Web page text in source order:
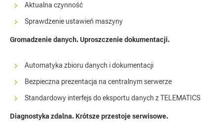
Aktualna czynność
Sprawdzenie ustawień maszyny
Gromadzenie danych. Uproszczenie dokumentacji.
Automatyka zbioru danych i dokumentacji
Bezpieczna prezentacja na centralnym serwerze
Standardowy interfejs do eksportu danych z TELEMATICS
Diagnostyka zdalna. Krótsze przestoje serwisowe.